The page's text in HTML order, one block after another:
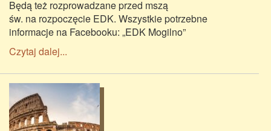
Będą też rozprowadzane przed mszą
św. na rozpoczęcie EDK. Wszystkie potrzebne
informacje na Facebooku: „EDK Mogilno”
Czytaj dalej...